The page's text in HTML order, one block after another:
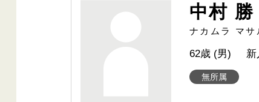
中村 勝
ナカムラ マサ
無所属
62歳 (男) 新